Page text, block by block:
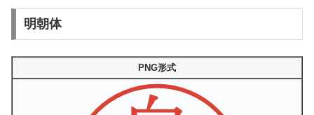
明朝体
PNG形式